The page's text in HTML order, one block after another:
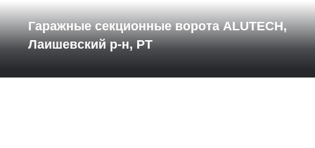
Гаражные секционные ворота ALUTECH,
Лаишевский р-н, РТ